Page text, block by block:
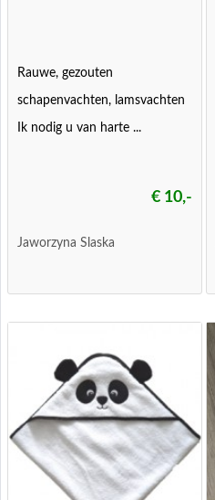
Rauwe, gezouten
schapenvachten, lamsvachten
Ik nodig u van harte ...
€ 10,-
Jaworzyna Slaska